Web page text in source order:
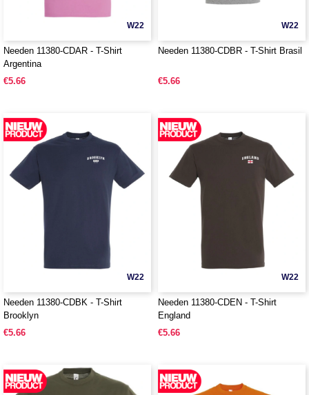
W22
Needen 11380-CDAR - T-Shirt
Argentina
€5.66
W22
Needen 11380-CDBR - T-Shirt Brasil
€5.66
W22
Needen 11380-CDBK - T-Shirt
Brooklyn
€5.66
W22
Needen 11380-CDEN - T-Shirt
England
€5.66